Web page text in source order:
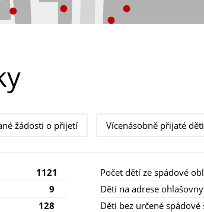
žádosti o přijetí Vícenásobně přijaté děti
1121
9
128
Počet dětí ze spádové
Děti na adrese
Děti bez určené spádové